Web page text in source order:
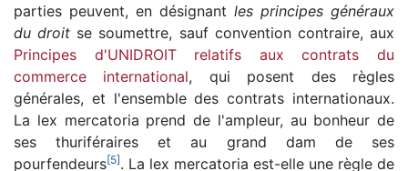
parties peuvent, en désignant les principes généraux
du droit se soumettre, sauf convention contraire, aux
Principes d'UNIDROIT relatifs aux contrats du
commerce international, qui posent des règles
générales, et l'ensemble des contrats internationaux.
La lex mercatoria prend de l'ampleur, au bonheur de
ses thuriféraires et au grand dam de ses
pourfendeurs[5]. La lex mercatoria est-elle une règle de